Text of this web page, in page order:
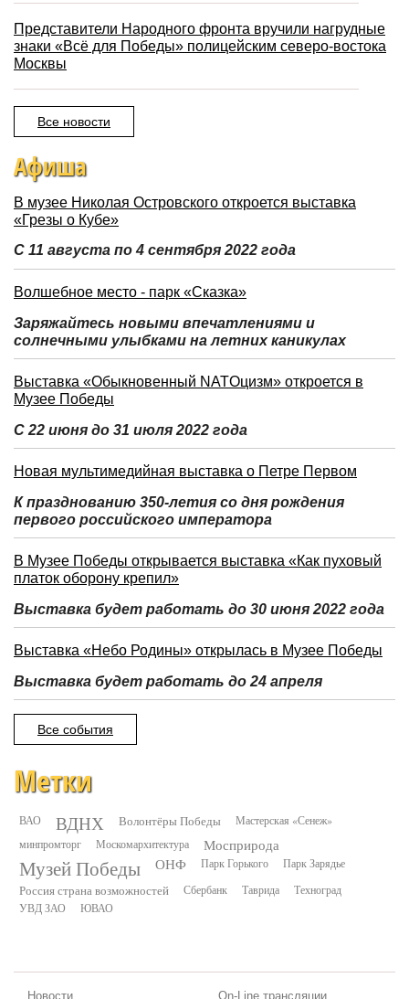
Представители Народного фронта вручили нагрудные
знаки «Всё для Победы» полицейским северо-востока
Москвы
Все новости
Афиша
В музее Николая Островского откроется выставка
«Грезы о Кубе»
С 11 августа по 4 сентября 2022 года
Волшебное место - парк «Сказка»
Заряжайтесь новыми впечатлениями и
солнечными улыбками на летних каникулах
Выставка «Обыкновенный NATOцизм» откроется в
Музее Победы
С 22 июня до 31 июля 2022 года
Новая мультимедийная выставка о Петре Первом
К празднованию 350-летия со дня рождения
первого российского императора
В Музее Победы открывается выставка «Как пуховый
платок оборону крепил»
Выставка будет работать до 30 июня 2022 года
Выставка «Небо Родины» открылась в Музее Победы
Выставка будет работать до 24 апреля
Все события
Метки
ВАО ВДНХ Волонтёры Победы
Мастерская «Сенеж»
минпромторг
Москомархитектура Мосприрода
Музей Победы ОНФ Парк Горького Парк Зарядье
Россия страна возможностей Сбербанк Таврида
Техноград
УВД ЗАО
ЮВАО
Новости On-Line трансляции